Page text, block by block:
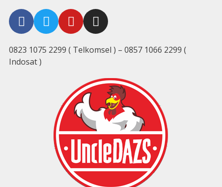
0823 1075 2299 ( Telkomsel ) – 0857 1066 2299 (
Indosat )